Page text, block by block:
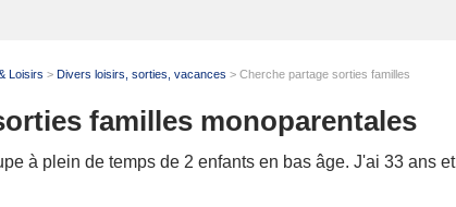
Loisirs > Divers loisirs, sorties, vacances > Cherche partage sorties familles
familles monoparentales
à plein de temps de 2 enfants en bas âge. J'ai 33 ans et